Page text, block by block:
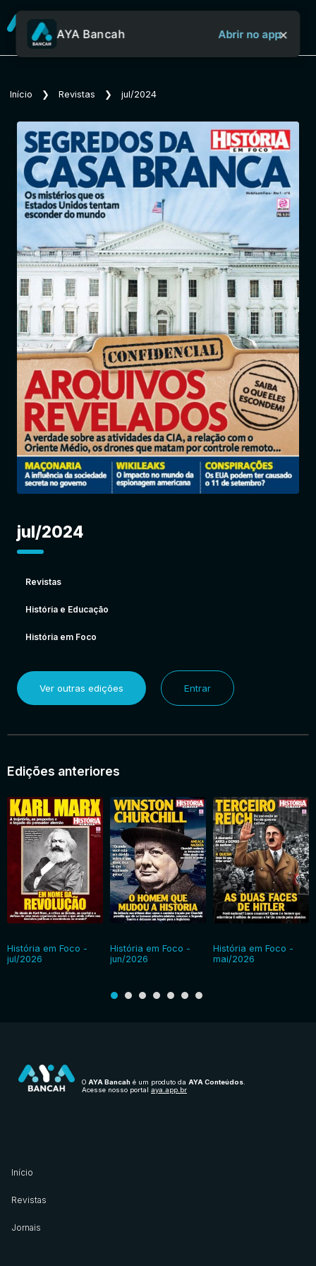
Sobre o Aya Bancah
Início
Jornais
Notícias
Entrar
AYA Bancah Abrir no app×
Início ❯ Revistas ❯ jul/2024
jul/2024
Revistas
História e Educação
História em Foco
Ver outras edições Entrar
Edições anteriores
História em Foco -
jul/2026
História em Foco -
jun/2026
História em Foco -
mai/2026
O AYA Bancah é um produto da AYA Conteúdos
Acesse nosso portal aya.app.br
Início
Revistas
Jornais